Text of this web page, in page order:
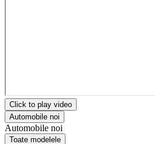
Click to play video
Automobile noi
Automobile noi
Toate modelele